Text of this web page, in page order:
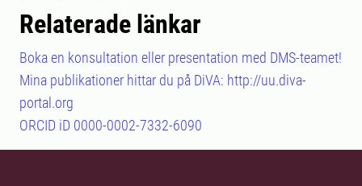
Relaterade länkar
Boka en konsultation eller presentation med DMS-teamet!
Mina publikationer hittar du på DiVA: http://uu.diva-
portal.org
ORCID iD 0000-0002-7332-6090